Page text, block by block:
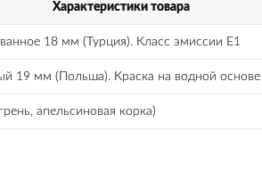
Характеристики товара
18 мм (Турция). Класс эмиссии Е1
19 мм (Польша). Краска на водной основе
апельсиновая корка)